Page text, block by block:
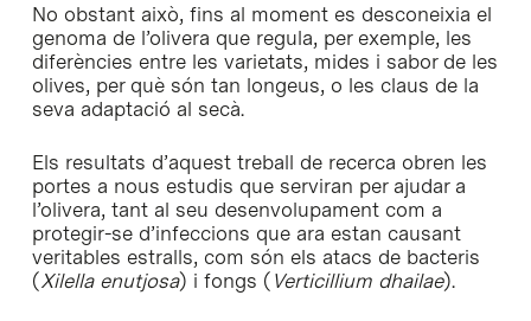
No obstant això, fins al moment es desconeixia el
genoma de l’olivera que regula, per exemple, les
diferències entre les varietats, mides i sabor de les
olives, per què són tan longeus, o les claus de la
seva adaptació al secà.
Els resultats d’aquest treball de recerca obren les
portes a nous estudis que serviran per ajudar a
l’olivera, tant al seu desenvolupament com a
protegir-se d’infeccions que ara estan causant
veritables estralls, com són els atacs de bacteris
(Xilella enutjosa) i fongs ( Verticillium dhailae).